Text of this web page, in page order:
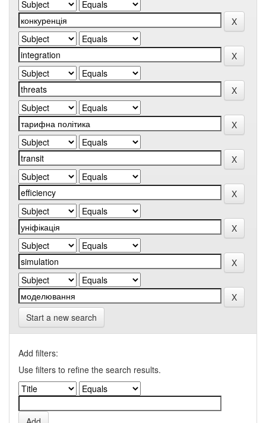
Start a new search
Add filters:
Use filters to refine the search results.